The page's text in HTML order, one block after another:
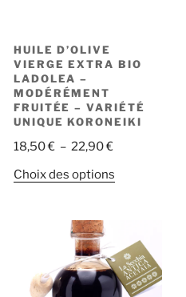
HUILE D’OLIVE
VIERGE EXTRA BIO
LADOLEA –
MODÉRÉMENT
FRUITÉE – VARIÉTÉ
UNIQUE KORONEIKI
18,50€ – 22,90€Plage
prix :
22,90 €
Choix des optionsCe
variations.
Les
options